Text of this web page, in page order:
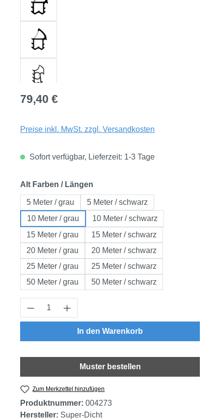
Regulärer Preis:
79,40 €
Preise inkl. MwSt. zzgl. Versandkosten
Sofort verfügbar, Lieferzeit: 1-3 Tage
Alt Farben / Längen
5 Meter / grau
5 Meter / schwarz
10 Meter / grau
10 Meter / schwarz
15 Meter / grau
15 Meter / schwarz
20 Meter / grau
20 Meter / schwarz
25 Meter / grau
25 Meter / schwarz
50 Meter / grau
50 Meter / schwarz
Produkt Anzahl: Gib den gewünschten
In den Warenkorb
Muster bestellen
Zum Merkzettel hinzufügen
Produktnummer: 004273
Hersteller: Super-Dicht